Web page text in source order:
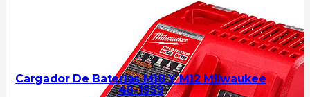
Cargador De Baterías M18 Y M12 Milwaukee
48-1959